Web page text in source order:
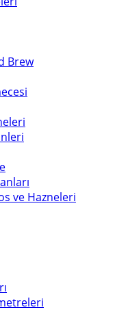
Brew
ve Hazneleri